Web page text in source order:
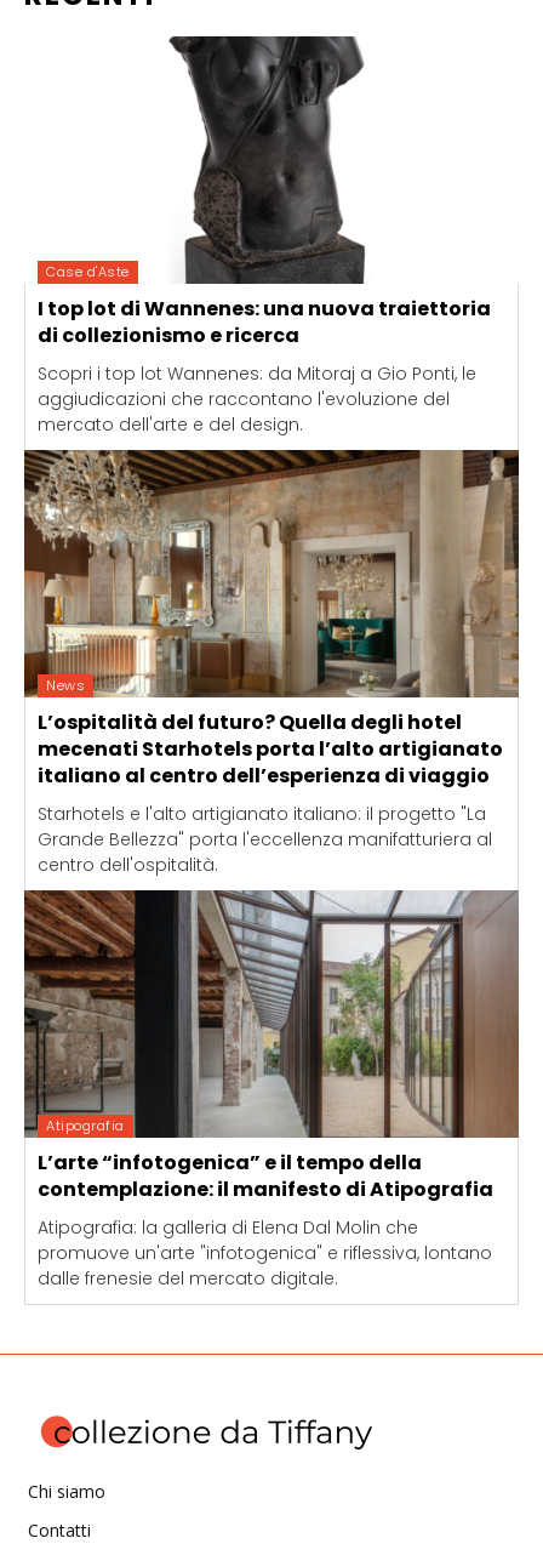
Case d'Aste
I top lot di Wannenes: una nuova traiettoria
di collezionismo e ricerca
Scopri i top lot Wannenes: da Mitoraj a Gio Ponti, le
aggiudicazioni che raccontano l'evoluzione del
mercato dell'arte e del design.
News
L’ospitalità del futuro? Quella degli hotel
mecenati Starhotels porta l’alto artigianato
italiano al centro dell’esperienza di viaggio
Starhotels e l'alto artigianato italiano: il progetto "La
Grande Bellezza" porta l'eccellenza manifatturiera al
centro dell'ospitalità.
Atipografia
L’arte “infotogenica” e il tempo della
contemplazione: il manifesto di Atipografia
Atipografia: la galleria di Elena Dal Molin che
promuove un'arte "infotogenica" e riflessiva, lontano
dalle frenesie del mercato digitale.
Chi siamo
Contatti